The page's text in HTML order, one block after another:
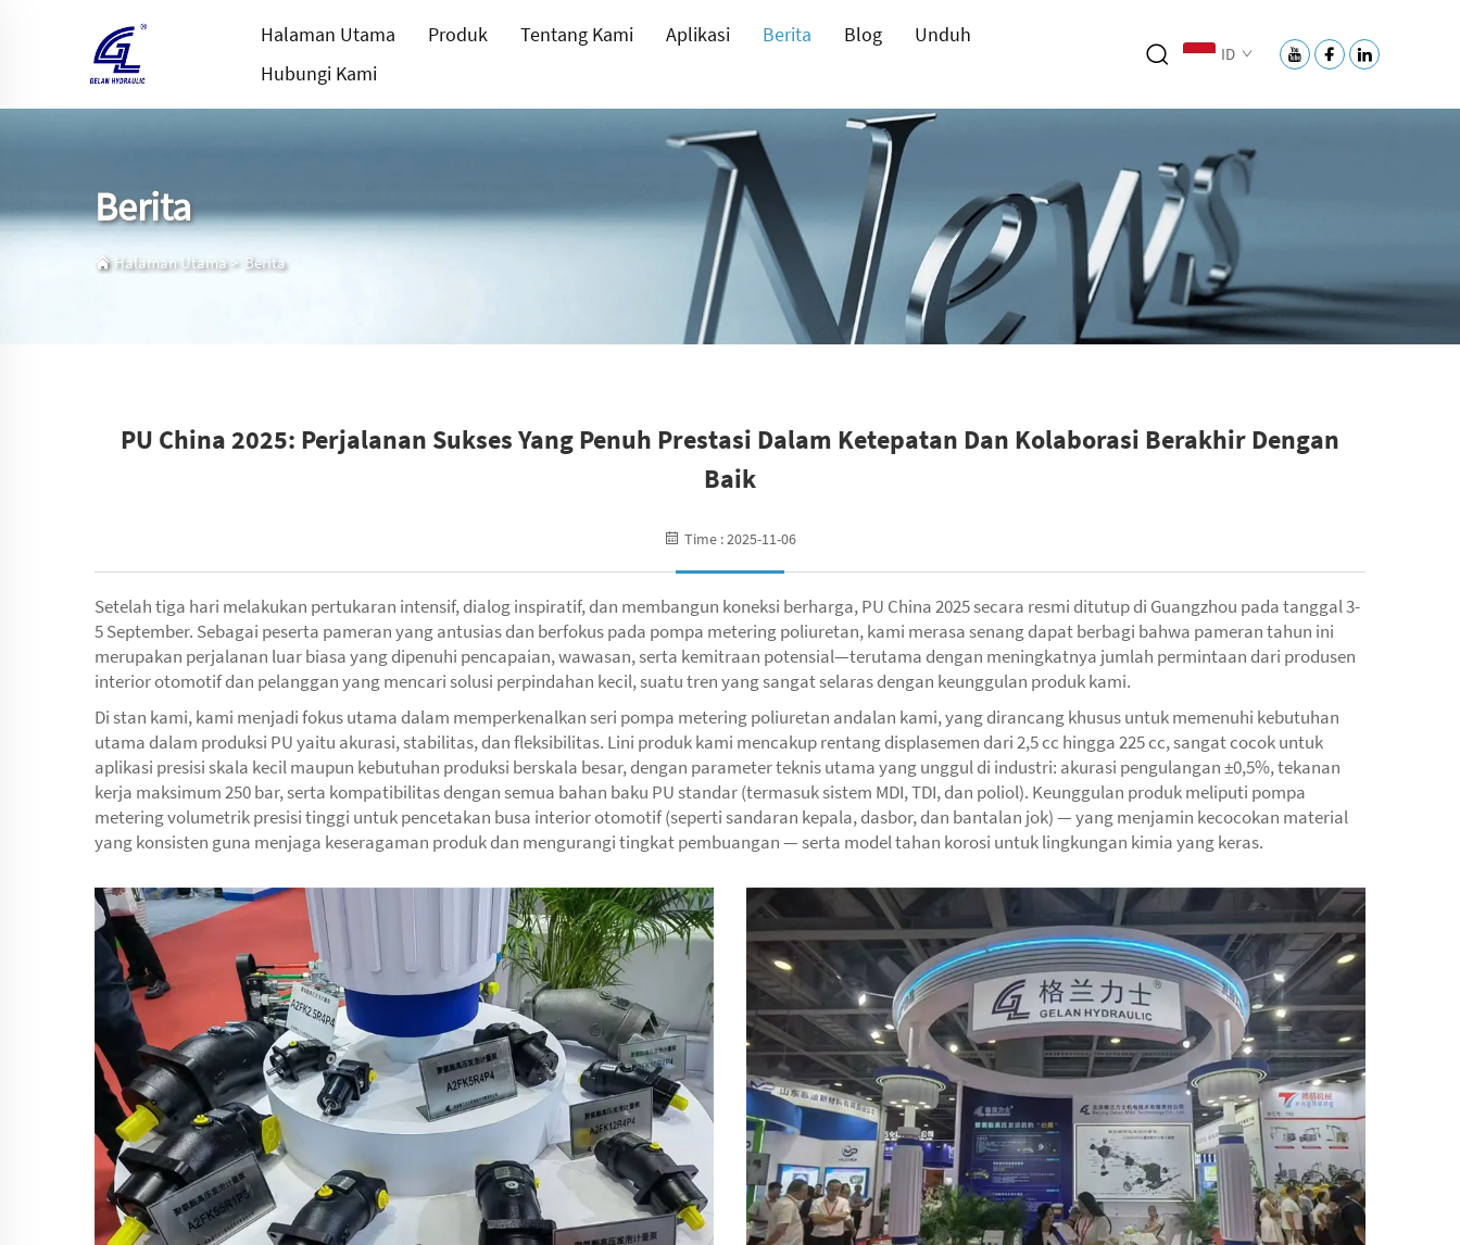
Halaman Utama Produk Tentang Kami Aplikasi Berita Blog
Unduh
Hubungi Kami
ID
Berita
Halaman Utama> Berita
PU China 2025: Perjalanan Sukses Yang Penuh Prestasi Dalam Ketepatan Dan Kolaborasi Berakhir Dengan
Baik
Time : 2025-11-06
Setelah tiga hari melakukan pertukaran intensif, dialog inspiratif, dan membangun koneksi berharga, PU China 2025 secara resmi ditutup di Guangzhou pada tanggal 3-
5 September. Sebagai peserta pameran yang antusias dan berfokus pada pompa metering poliuretan, kami merasa senang dapat berbagi bahwa pameran tahun ini
merupakan perjalanan luar biasa yang dipenuhi pencapaian, wawasan, serta kemitraan potensial—terutama dengan meningkatnya jumlah permintaan dari produsen
interior otomotif dan pelanggan yang mencari solusi perpindahan kecil, suatu tren yang sangat selaras dengan keunggulan produk kami.
Di stan kami, kami menjadi fokus utama dalam memperkenalkan seri pompa metering poliuretan andalan kami, yang dirancang khusus untuk memenuhi kebutuhan
utama dalam produksi PU yaitu akurasi, stabilitas, dan fleksibilitas. Lini produk kami mencakup rentang displasemen dari 2,5 cc hingga 225 cc, sangat cocok untuk
aplikasi presisi skala kecil maupun kebutuhan produksi berskala besar, dengan parameter teknis utama yang unggul di industri: akurasi pengulangan ±0,5%, tekanan
kerja maksimum 250 bar, serta kompatibilitas dengan semua bahan baku PU standar (termasuk sistem MDI, TDI, dan poliol). Keunggulan produk meliputi pompa
metering volumetrik presisi tinggi untuk pencetakan busa interior otomotif (seperti sandaran kepala, dasbor, dan bantalan jok) — yang menjamin kecocokan material
yang konsisten guna menjaga keseragaman produk dan mengurangi tingkat pembuangan — serta model tahan korosi untuk lingkungan kimia yang keras.